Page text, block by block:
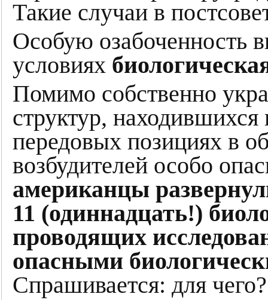
Такие случаи в
Особую озабоченность
условиях
Помимо собственно
структур,
передовых позициях в
возбудителей особо
американцы
11 (одиннадцать!)
проводящих
опасными
Спрашивается: для чего?